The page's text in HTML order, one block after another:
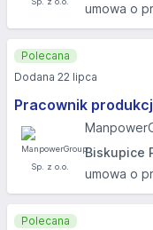
umowa o
Pracownik
Biskupice
umowa o
Polecana
Dodana 22 lipca
Polecana